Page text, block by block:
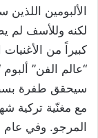
الألبومين
لكنه وللأسف لم
“عالم الفن”
سيحقق طفرة بسبب
مع مغنّية تركية